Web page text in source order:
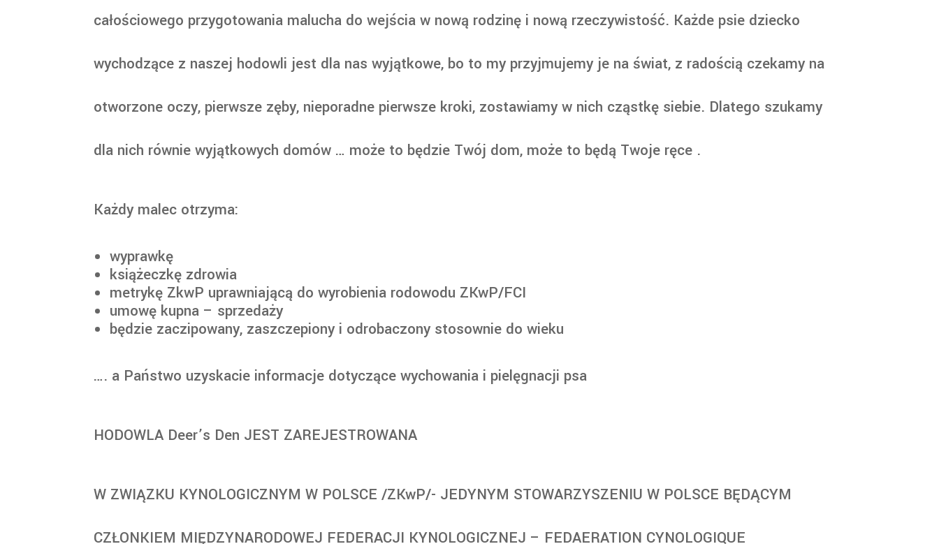
całościowego przygotowania malucha do wejścia w nową rodzinę i nową rzeczywistość. Każde psie dziecko
wychodzące z naszej hodowli jest dla nas wyjątkowe, bo to my przyjmujemy je na świat, z radością czekamy na
otworzone oczy, pierwsze zęby, nieporadne pierwsze kroki, zostawiamy w nich cząstkę siebie. Dlatego szukamy
dla nich równie wyjątkowych domów … może to będzie Twój dom, może to będą Twoje ręce .
Każdy malec otrzyma:
wyprawkę
książeczkę zdrowia
metrykę ZkwP uprawniającą do wyrobienia rodowodu ZKwP/FCI
umowę kupna – sprzedaży
będzie zaczipowany, zaszczepiony i odrobaczony stosownie do wieku
…. a Państwo uzyskacie informacje dotyczące wychowania i pielęgnacji psa
HODOWLA Deer’s Den JEST ZAREJESTROWANA
W ZWIĄZKU KYNOLOGICZNYM W POLSCE /ZKwP/- JEDYNYM STOWARZYSZENIU W POLSCE BĘDĄCYM
CZŁONKIEM MIĘDZYNARODOWEJ FEDERACJI KYNOLOGICZNEJ – FEDAERATION CYNOLOGIQUE